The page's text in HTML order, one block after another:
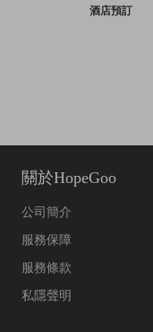
酒店預訂
關於HopeGoo
公司簡介
服務保障
服務條款
私隱聲明